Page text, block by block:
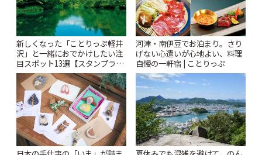
新しくなった「ことりっぷ軽井
沢」と一緒におでかけしたい注
目スポット13選【スタンプラリ
ー開催中】 | ことりっぷ
河津・南伊豆でお泊まり。さり
げない心遣いが心地よい、料理
自慢の一軒宿 | ことりっぷ